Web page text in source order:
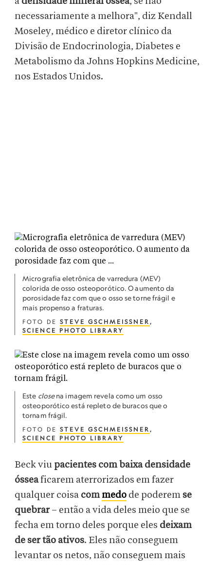
necessariamente a melhora", diz Kendall
Moseley, médico e diretor clínico da
Divisão de Endocrinologia, Diabetes e
Metabolismo da Johns Hopkins Medicine,
nos Estados Unidos.
Micrografia eletrônica de varredura (MEV)
colorida de osso osteoporótico. O aumento da
porosidade faz com que o osso se torne frágil e
mais propenso a fraturas.
FOTO DE STEVE GSCHMEISSNER ,
SCIENCE PHOTO LIBRARY
Este closena imagem revela como um osso
osteoporótico está repleto de buracos que o
tornam frágil.
FOTO DE STEVE GSCHMEISSNER ,
SCIENCE PHOTO LIBRARY
Beck viu pacientes com baixa densidade
ósseaficarem aterrorizados em fazer
qualquer coisa commedo de poderem se
quebrar– então a vida deles meio que se
fecha em torno deles porque eles deixam
de ser tão ativos. Eles não conseguem
levantar os netos, não conseguem mais